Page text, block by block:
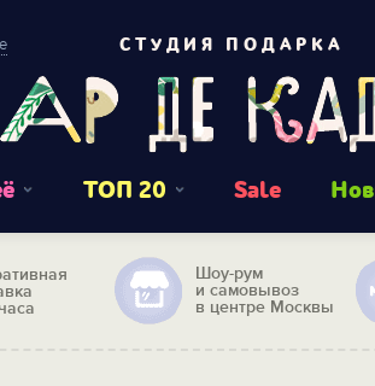
СТУДИЯ ПОДАРКА
ТОП 20 Sale
Шоу-рум
и самовывоз
в центре Москвы